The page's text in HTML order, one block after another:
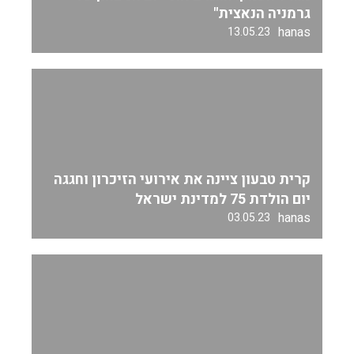
גרמניה הנאצית"
hanas
13.05.23
קרית טבעון ציינה את אירועי הזיכרון וחגגה
יום הולדת 75 למדינת ישראל
hanas
03.05.23